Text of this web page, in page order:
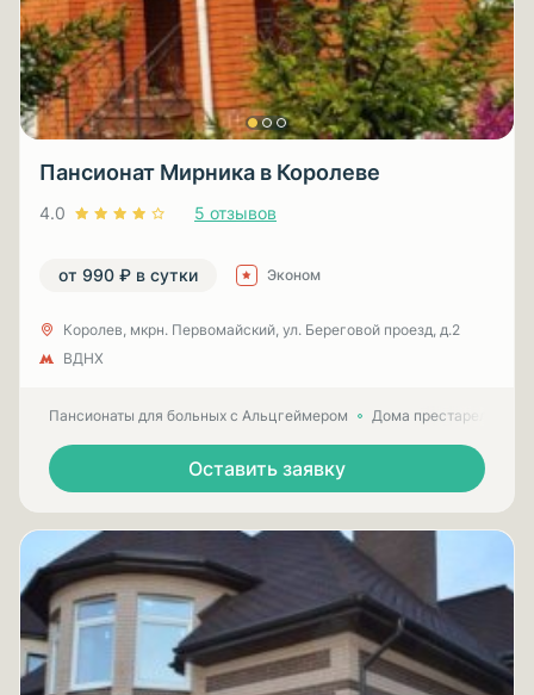
Пансионат Мирника в Королеве
4.0 5 отзывов
от 990 ₽ в сутки Эконом
Королев, мкрн. Первомайский, ул. Береговой проезд, д.2
ВДНХ
Пансионаты для больных с Альцгеймером Дома престарелых
Оставить заявку